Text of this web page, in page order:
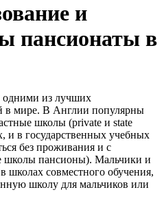
и
пансионаты в
одними из лучших
в мире. В Англии популярны
школы (private и state
и в государственных учебных
без проживания и с
школы пансионы). Мальчики и
школах совместного обучения,
школу для мальчиков или